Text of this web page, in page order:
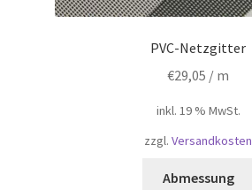
PVC-Netzgitter
€29,05 / m
inkl. 19 % MwSt.
zzgl. Versandkosten
Abmessung